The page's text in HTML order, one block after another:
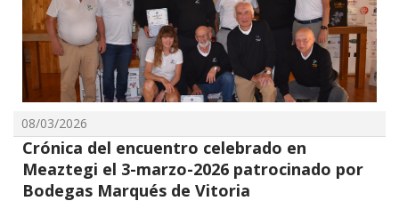
08/03/2026
Crónica del encuentro celebrado en
Meaztegi el 3-marzo-2026 patrocinado por
Bodegas Marqués de Vitoria